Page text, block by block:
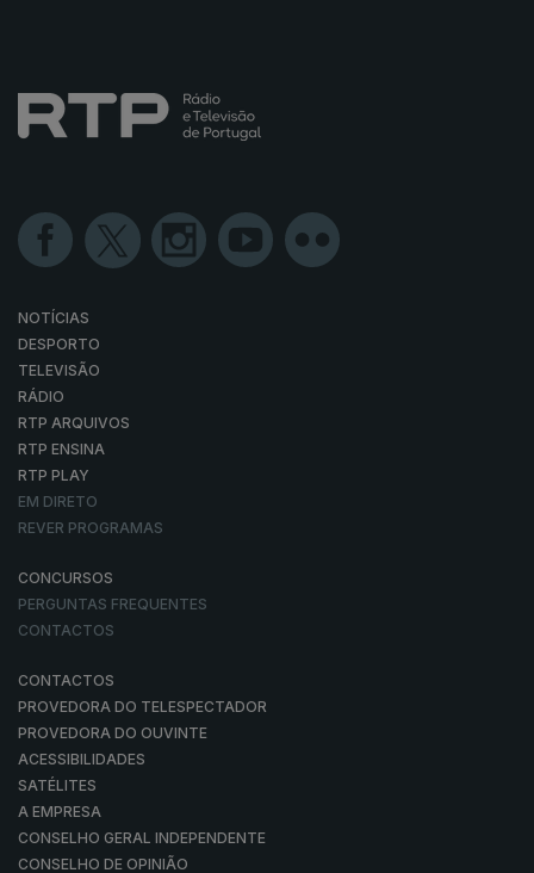
NOTÍCIAS
DESPORTO
TELEVISÃO
RÁDIO
RTP ARQUIVOS
RTP ENSINA
RTP PLAY
EM DIRETO
REVER PROGRAMAS
CONCURSOS
PERGUNTAS FREQUENTES
CONTACTOS
CONTACTOS
PROVEDORA DO TELESPECTADOR
PROVEDORA DO OUVINTE
ACESSIBILIDADES
SATÉLITES
A EMPRESA
CONSELHO GERAL INDEPENDENTE
CONSELHO DE OPINIÃO